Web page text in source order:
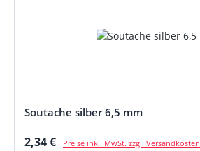
Soutache silber 6,5 mm
Regulärer Preis:
2,34 € Preise inkl. MwSt. zzgl. Versandkosten